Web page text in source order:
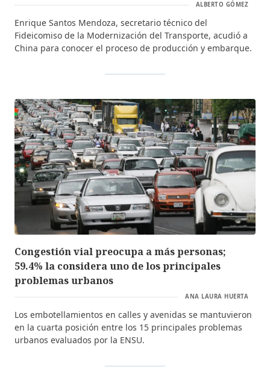
ALBERTO GÓMEZ
Enrique Santos Mendoza, secretario técnico del
Fideicomiso de la Modernización del Transporte, acudió a
China para conocer el proceso de producción y embarque.
Congestión vial preocupa a más personas;
59.4% la considera uno de los principales
problemas urbanos
ANA LAURA HUERTA
Los embotellamientos en calles y avenidas se mantuvieron
en la cuarta posición entre los 15 principales problemas
urbanos evaluados por la ENSU.